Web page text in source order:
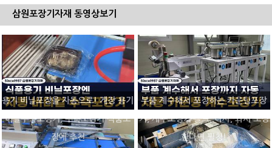
삼원포장기자재 동영상보기
용기 비닐포장을 자동으로! 게장 용기
비닐수축포장기, 수축포장기 식품포
장에 추천
부품 계수해서 포장하는 카운팅포장
기, 계수포장기 볼트, 나사, 와셔 포장
한다면 필청!